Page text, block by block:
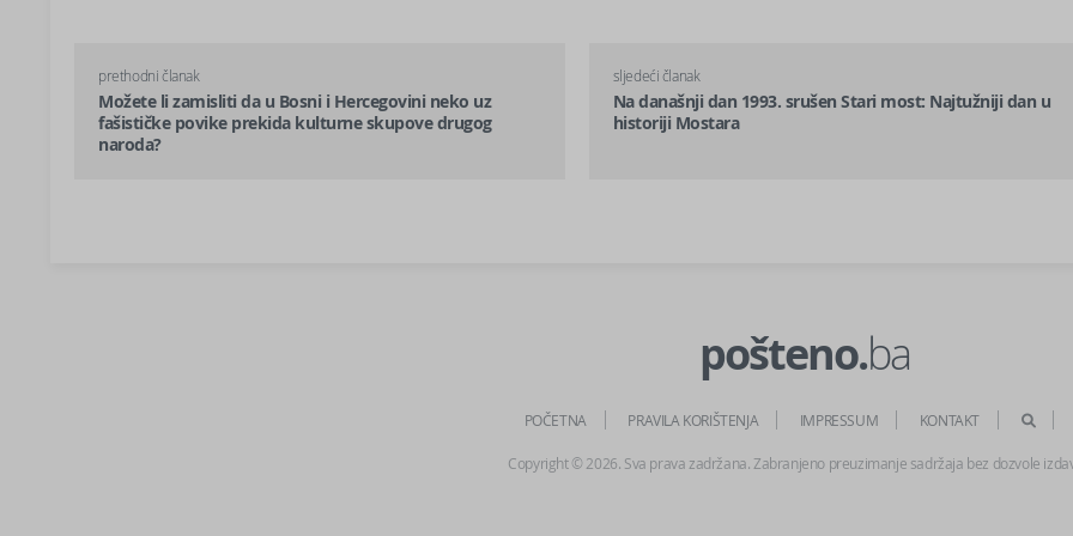
prethodni članak
Možete li zamisliti da u Bosni i Hercegovini neko uz
fašističke povike prekida kulturne skupove drugog
naroda?
sljedeći članak
Na današnji dan 1993. srušen Stari most: Najtužniji dan u
historiji Mostara
pošteno.ba
POČETNA PRAVILA KORIŠTENJA IMPRESSUM KONTAKT
Copyright © 2026. Sva prava zadržana. Zabranjeno preuzimanje sadržaja bez dozvole